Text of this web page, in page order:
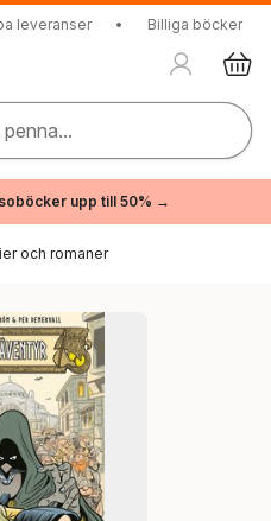
leveranser • Billiga böcker
upp till 50% →
och romaner